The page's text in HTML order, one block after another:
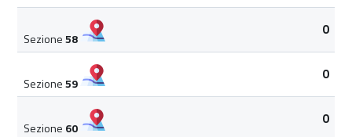
Sezione58
0
Sezione59
0
Sezione 60
0